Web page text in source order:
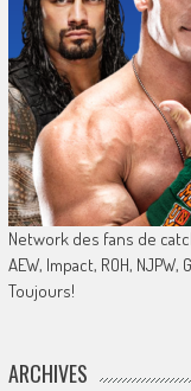
Network des fans de
AEW, Impact, ROH,
Toujours!
ARCHIVES